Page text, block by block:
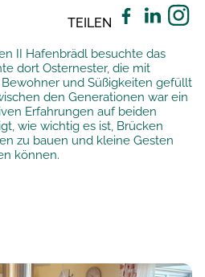
TEILEN
II Hafenbrädl besuchte das
dort Osternester, die mit
und Süßigkeiten gefüllt
den Generationen war ein
Erfahrungen auf beiden
wie wichtig es ist, Brücken
zu bauen und kleine Gesten
können.